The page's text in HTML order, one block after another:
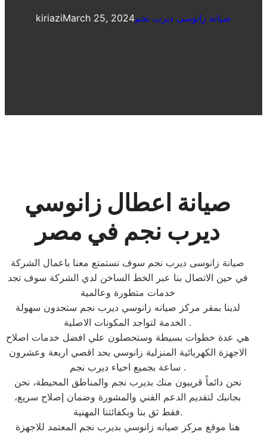
kiriaziMarch 25, 2024صيانة زانوسى ديرب نجم
صيانة اعطال زانوسي
ديرب نجم في مصر
صيانة زانوسى ديرب نجم سوف تستمتع معنا باعمال الشركة
في حين الاتصال بنا عبر الخط الساخن لدي الشركة سوف تجد
خدمات متطورة وعالمية
لدينا بمقر مركز صيانه زانوسي ديرب نجم ستجدون سهولة
الخدمة لتواجد المكونات الاصلية .
هي عدة خطوات بسيطة وستحصلون علي افضل خدمات اصلاح
الاجهزة الكهربائية المنزلية زانوسي بحد اقصي اربعة وعشرون
ساعة بجميع احياء ديرب نجم .
نحن دائماً قريبون منك بديرب نجم والمناطق المحيطة، نحن
بجانبك لتقديم الدعم الفني والمشورة وضمان إصلاح سريع،
فقط ثق بنا وبكفائتنا المهنية.
هنا موقع مركز صيانه زانوسي بديرب نجم المعتمد للاجهزة